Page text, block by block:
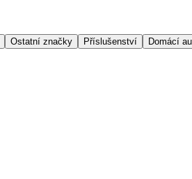
Ostatní značky Příslušenství Domácí